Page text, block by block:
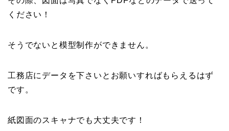
ください！
そうでないと模型制作ができません。
工務店にデータを下さいとお願いすればもらえるはず
です。
紙図面のスキャナでも大丈夫です！